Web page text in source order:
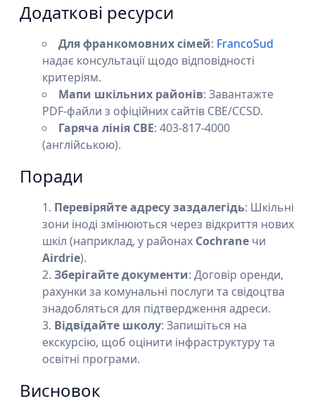
Додаткові ресурси
Для франкомовних сімей: FrancoSud
надає консультації щодо відповідності
критеріям.
Мапи шкільних районів: Завантажте
PDF-файли з офіційних сайтів CBE/CCSD.
Гаряча лінія CBE: 403-817-4000
(англійською).
Поради
Перевіряйте адресу заздалегідь: Шкільні
зони іноді змінюються через відкриття нових
шкіл (наприклад, у районах Cochrane чи
Airdrie).
Зберігайте документи: Договір оренди,
рахунки за комунальні послуги та свідоцтва
знадобляться для підтвердження адреси.
Відвідайте школу: Запишіться на
екскурсію, щоб оцінити інфраструктуру та
освітні програми.
Висновок